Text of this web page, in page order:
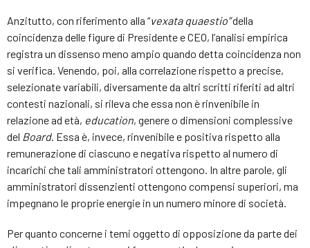
Anzitutto, con riferimento alla “vexata quaestio”della
coincidenza delle figure di Presidente e CEO, l’analisi empirica
registra un dissenso meno ampio quando detta coincidenza non
si verifica. Venendo, poi, alla correlazione rispetto a precise,
selezionate variabili, diversamente da altri scritti riferiti ad altri
contesti nazionali, si rileva che essa non è rinvenibile in
relazione ad età, education, genere o dimensioni complessive
del Board. Essa è, invece, rinvenibile e positiva rispetto alla
remunerazione di ciascuno e negativa rispetto al numero di
incarichi che tali amministratori ottengono. In altre parole, gli
amministratori dissenzienti ottengono compensi superiori, ma
impegnano le proprie energie in un numero minore di società.
Per quanto concerne i temi oggetto di opposizione da parte dei